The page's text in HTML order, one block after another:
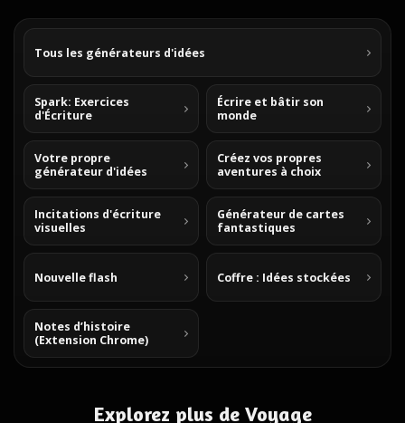
Tous les générateurs d'idées
Spark: Exercices
d'Écriture
Écrire et bâtir son
monde
Votre propre
générateur d'idées
Créez vos propres
aventures à choix
Incitations d'écriture
visuelles
Générateur de cartes
fantastiques
Nouvelle flash Coffre : Idées stockées
Notes d’histoire
(Extension Chrome)
Explorez plus de Voyage